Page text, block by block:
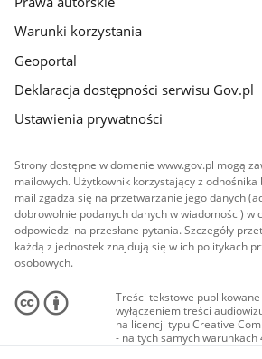
Warunki korzystania
Geoportal
Deklaracja dostępności serwisu Gov.pl
Ustawienia prywatności
Strony dostępne w domenie www.gov.pl mogą
mailowych. Użytkownik korzystający z
mail zgadza się na przetwarzanie jego danych
dobrowolnie podanych danych w wiadomości) w
odpowiedzi na przesłane pytania. Szczegóły
każdą z jednostek znajdują się w ich politykach
osobowych.
Treści tekstowe
wyłączeniem treści
na licencji typu Creative
- na tych samych warunkach
Materiały audiowizualne, w